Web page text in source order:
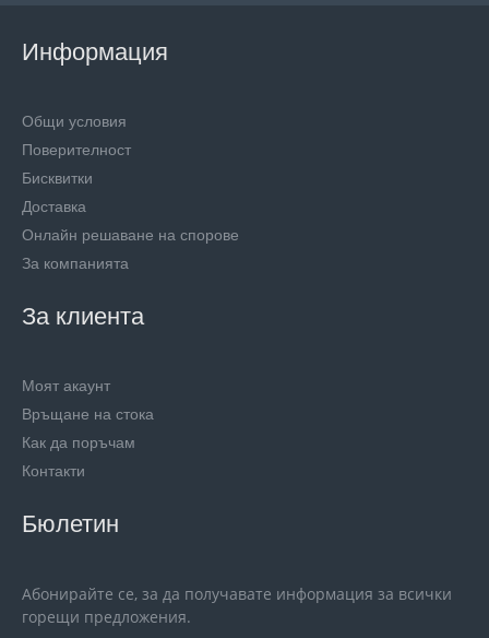
Информация
Общи условия
Поверителност
Бисквитки
Доставка
Онлайн решаване на спорове
За компанията
За клиента
Моят акаунт
Връщане на стока
Как да поръчам
Контакти
Бюлетин
Абонирайте се, за да получавате информация за всички
горещи предложения.